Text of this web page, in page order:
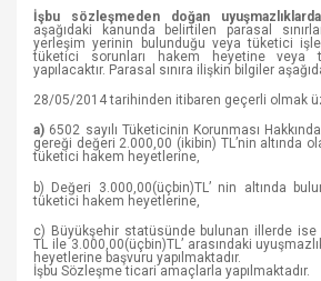
İşbu sözleşmeden doğan
aşağıdaki kanunda belirtilen parasal
yerleşim yerinin bulunduğu veya tüketici
tüketici sorunları hakem heyetine veya
yapılacaktır. Parasal sınıra ilişkin bilgiler
28/05/2014 tarihinden itibaren geçerli olmak
a) 6502 sayılı Tüketicinin Korunması
gereği değeri 2.000,00 (ikibin) TL’nin altında
tüketici hakem heyetlerine,
b) Değeri 3.000,00(üçbin)TL’ nin altında
tüketici hakem heyetlerine,
c) Büyükşehir statüsünde bulunan illerde ise
TL ile 3.000,00(üçbin)TL’ arasındaki
heyetlerine başvuru yapılmaktadır.
İşbu Sözleşme ticari amaçlarla yapılmaktadır.